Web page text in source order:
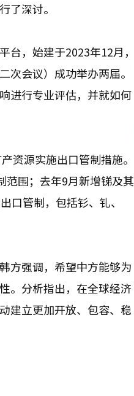
了深讨。
，始建于2023年12月，
会议）成功举办两届。
进行专业评估，并就如何
资源实施出口管制措施。
范围；去年9月新增锑及其
口管制，包括钐、钆、
方强调，希望中方能够为
。分析指出，在全球经济
建立更加开放、包容、稳